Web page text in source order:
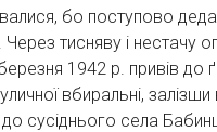
бо поступово
тисняву і нестачу
1942 р. привів до
вбиральні,
сусіднього села